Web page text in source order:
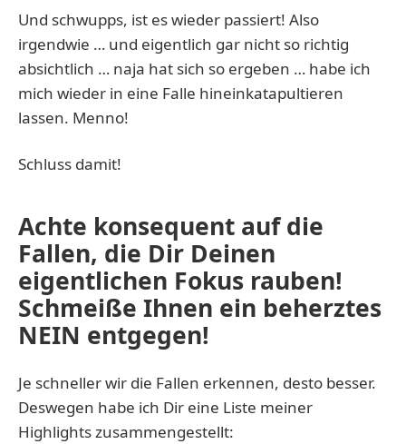
Und schwupps, ist es wieder passiert! Also
irgendwie … und eigentlich gar nicht so richtig
absichtlich … naja hat sich so ergeben … habe ich
mich wieder in eine Falle hineinkatapultieren
lassen. Menno!
Schluss damit!
Achte konsequent auf die
Fallen, die Dir Deinen
eigentlichen Fokus rauben!
Schmeiße Ihnen ein beherztes
NEIN entgegen!
Je schneller wir die Fallen erkennen, desto besser.
Deswegen habe ich Dir eine Liste meiner
Highlights zusammengestellt: